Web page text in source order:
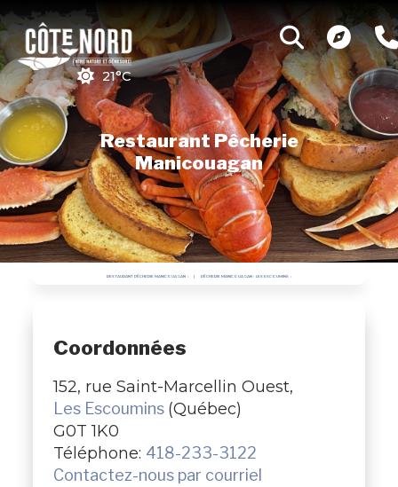
21°C
Restaurant Pêcherie
Manicouagan
RESTAURANT PÊCHERIE MANICOUAGAN PÊCHERIE MANICOUAGAN - LES ESCOUMINS
Coordonnées
152, rue Saint-Marcellin Ouest,
Les Escoumins (Québec)
G0T 1K0
Téléphone: 418-233-3122
Contactez-nous par courriel